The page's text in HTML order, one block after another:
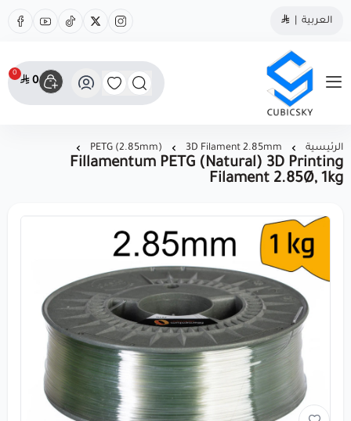
العربية
مؤسسة كيوبك سكاي
0
0
الرئيسية 3D Filament 2.85mm
(PETG (2.85mm
Fillamentum PETG (Natural) 3D Printing
Filament 2.85Ø, 1kg